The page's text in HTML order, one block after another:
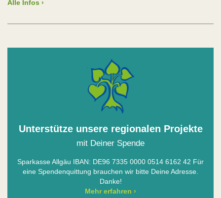
Alle Infos ›
Unterstütze unsere regionalen Projekte
mit Deiner Spende
Sparkasse Allgäu IBAN: DE96 7335 0000 0514 6162 42 Für
eine Spendenquittung brauchen wir bitte Deine Adresse.
Danke!
Mehr erfahren ›